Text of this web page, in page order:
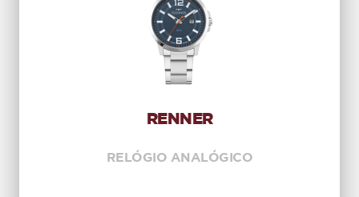
RENNER
RELÓGIO ANALÓGICO